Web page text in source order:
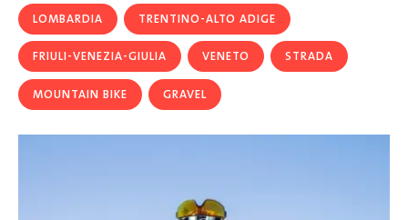
LOMBARDIA TRENTINO-ALTO ADIGE
FRIULI-VENEZIA-GIULIA VENETO STRADA
MOUNTAIN BIKE GRAVEL